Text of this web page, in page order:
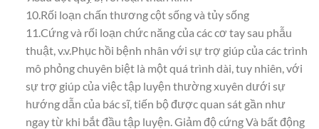
10.Rối loạn chấn thương cột sống và tủy sống
11.Cứng và rối loạn chức năng của các cơ tay sau phẫu
thuật, v.v.Phục hồi bệnh nhân với sự trợ giúp của các trình
mô phỏng chuyên biệt là một quá trình dài, tuy nhiên, với
sự trợ giúp của việc tập luyện thường xuyên dưới sự
hướng dẫn của bác sĩ, tiến bộ được quan sát gần như
ngay từ khi bắt đầu tập luyện. Giảm độ cứng Và bất động